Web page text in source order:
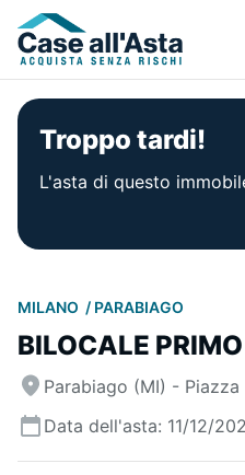
Troppo tardi!
L'asta di questo
MILANO PARABIAGO
BILOCALE
Parabiago (MI) -
Data dell'asta: 11/12/